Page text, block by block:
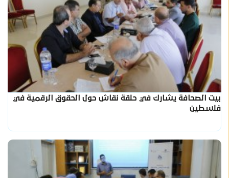
بيت الصحافة يشارك في حلقة نقاش حول الحقوق الرقمية في
فلسطين